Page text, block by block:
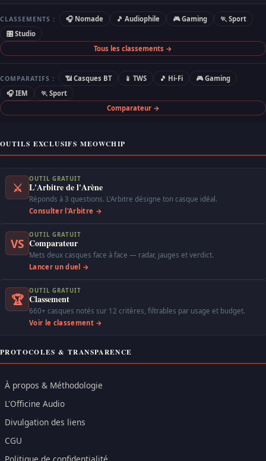
CLASSEMENTS : 🎧 Nomade 🎵 Audiophile 🎮 Gaming
🏃 Sport
🎛 Studio
Tous les classements →
COMPARATIFS : 📶 Casques BT 📱 TWS 🎵 Hi-Fi
🎮 Gaming
🎧 IEM
🏃 Sport
Comparateur →
OUTILS EXCLUSIFS MEOWCHIP
⚔
OUTIL GRATUIT
L'Arbitre de l'Arène
Réponds à 3 questions. L'Arbitre désigne ton casque idéal.
Consulter l'Arbitre →
VS
OUTIL GRATUIT
Comparateur
Mets deux casques face à face — radar, jauges et verdict.
Lancer un duel →
🏆
OUTIL GRATUIT
Classement
660+ casques notés sur 12 critères, filtrables par usage et budget.
Voir le classement →
PROTOCOLES & TRANSPARENCE
À propos & Méthodologie
L'Officine Audio
Divulgation des liens
CGU